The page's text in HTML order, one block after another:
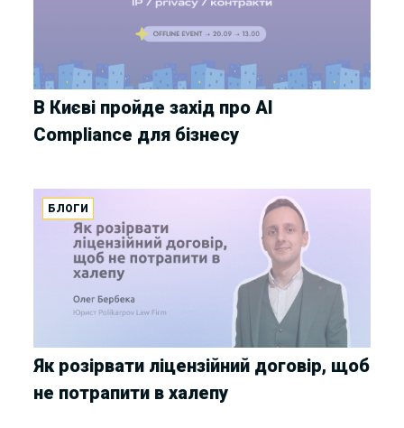
В Києві пройде захід про AI
Compliance для бізнесу
БЛОГИ
Як розірвати ліцензійний договір, щоб
не потрапити в халепу